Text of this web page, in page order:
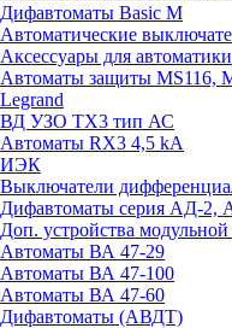
Дифавтоматы Basic M
Автоматические
Аксессуары для автоматики
Автоматы защиты MS116,
Legrand
ВД УЗО TX3 тип АС
Автоматы RX3 4,5 kA
ИЭК
Выключатели
Дифавтоматы серия АД-
Доп. устройства модульной
Автоматы ВА 47-29
Автоматы ВА 47-100
Автоматы ВА 47-60
Дифавтоматы (АВДТ)